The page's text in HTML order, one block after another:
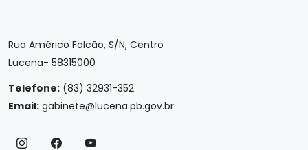
Rua Américo Falcão, S/N, Centro
Lucena- 58315000
Telefone: (83) 32931-352
Email: gabinete@lucena.pb.gov.br